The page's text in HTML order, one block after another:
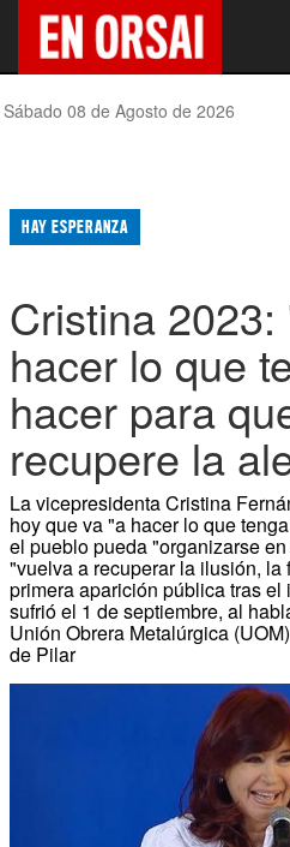
Sábado 08 de Agosto de 2026
HAY ESPERANZA
Cristina 2023:
hacer lo que
hacer para
recupere la
La vicepresidenta Cristina
hoy que va "a hacer lo que
el pueblo pueda "organizarse
"vuelva a recuperar la ilusión, la
primera aparición pública tras
sufrió el 1 de septiembre, al
Unión Obrera Metalúrgica
de Pilar